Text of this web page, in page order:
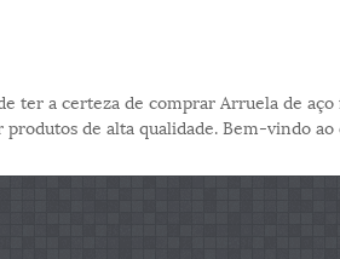
ter a certeza de comprar Arruela de
de alta qualidade. Bem-vindo